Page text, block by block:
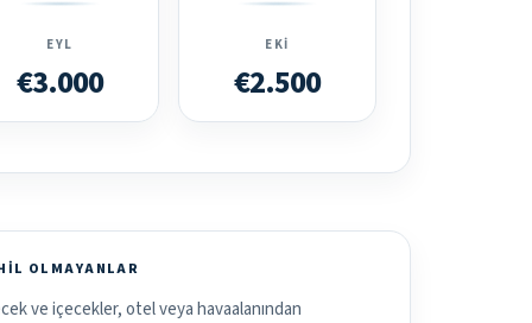
EYL
€3.000
EKI
€2.500
OLMAYANLAR
ve içecekler, otel veya havaalanından